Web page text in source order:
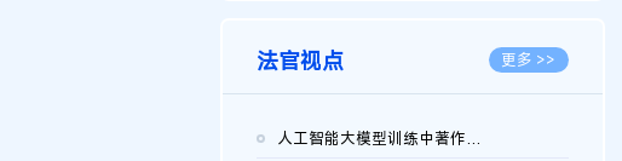
法官视点 更多 >>
人工智能大模型训练中著作权的合理使用